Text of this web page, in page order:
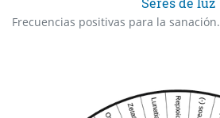
Frecuencias positivas para la sanación.